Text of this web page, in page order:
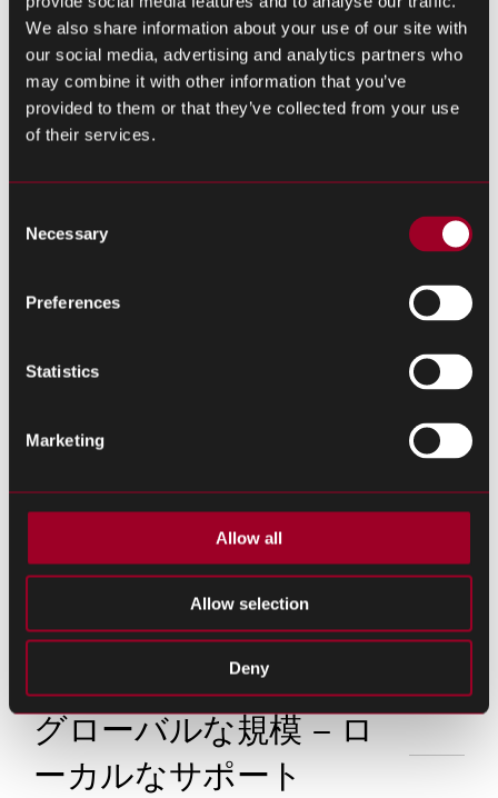
We also share information about your use of our site with
our social media, advertising and analytics partners who
may combine it with other information that you’ve
provided to them or that they’ve collected from your use
of their services.
Selection
Necessary
Preferences
Statistics
Marketing
Allow all
Allow selection
Deny
ェーンを円滑に保 ち、お客様の収益に付加価値を与えま
す。
ウェアハウジング
って、あるいは必要に応じて発送されるた め、お客様の
グローバルな規模 – ロ
ーカルなサポート